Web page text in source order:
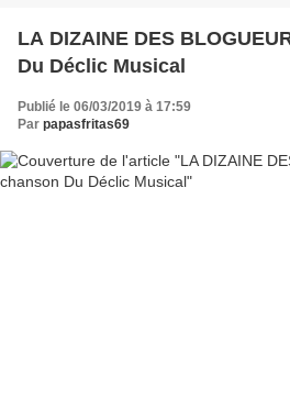
LA DIZAINE DES
Du Déclic Musical
Publié le 06/03/2019 à 17:59
Par papasfritas69